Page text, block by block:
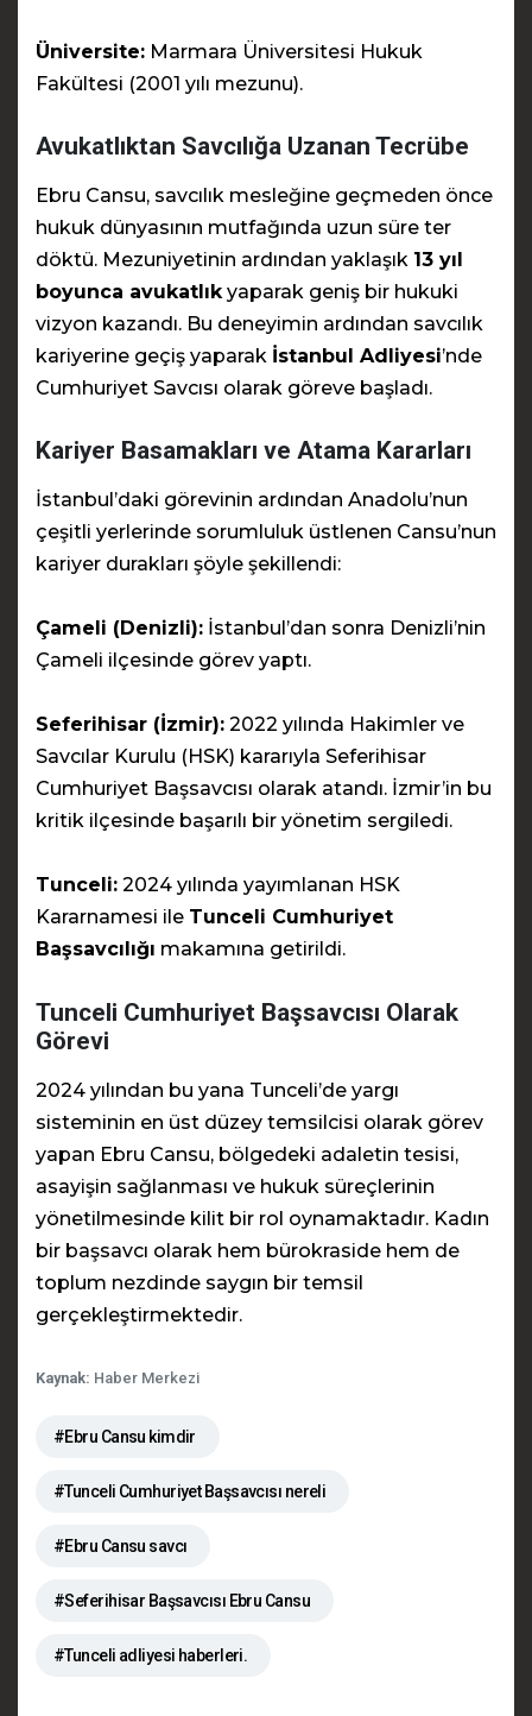
Üniversite: Marmara Üniversitesi Hukuk
Fakültesi (2001 yılı mezunu).
Avukatlıktan Savcılığa Uzanan Tecrübe
Ebru Cansu, savcılık mesleğine geçmeden önce
hukuk dünyasının mutfağında uzun süre ter
döktü. Mezuniyetinin ardından yaklaşık 13 yıl
boyunca avukatlık yaparak geniş bir hukuki
vizyon kazandı. Bu deneyimin ardından savcılık
kariyerine geçiş yaparak İstanbul Adliyesi’nde
Cumhuriyet Savcısı olarak göreve başladı.
Kariyer Basamakları ve Atama Kararları
İstanbul’daki görevinin ardından Anadolu’nun
çeşitli yerlerinde sorumluluk üstlenen Cansu’nun
kariyer durakları şöyle şekillendi:
Çameli (Denizli): İstanbul’dan sonra Denizli’nin
Çameli ilçesinde görev yaptı.
Seferihisar (İzmir): 2022 yılında Hakimler ve
Savcılar Kurulu (HSK) kararıyla Seferihisar
Cumhuriyet Başsavcısı olarak atandı. İzmir’in bu
kritik ilçesinde başarılı bir yönetim sergiledi.
Tunceli: 2024 yılında yayımlanan HSK
Kararnamesi ile Tunceli Cumhuriyet
Başsavcılığı makamına getirildi.
Tunceli Cumhuriyet Başsavcısı Olarak
Görevi
2024 yılından bu yana Tunceli’de yargı
sisteminin en üst düzey temsilcisi olarak görev
yapan Ebru Cansu, bölgedeki adaletin tesisi,
asayişin sağlanması ve hukuk süreçlerinin
yönetilmesinde kilit bir rol oynamaktadır. Kadın
bir başsavcı olarak hem bürokraside hem de
toplum nezdinde saygın bir temsil
gerçekleştirmektedir.
Kaynak: Haber Merkezi
#Ebru Cansu kimdir
#Tunceli Cumhuriyet Başsavcısı nereli
#Ebru Cansu savcı
#Seferihisar Başsavcısı Ebru Cansu
#Tunceli adliyesi haberleri.